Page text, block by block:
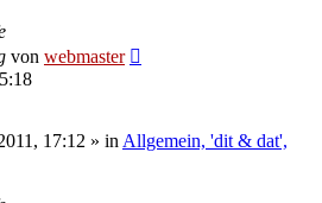
von webmaster
17:12 » in Allgemein, 'dit & dat',